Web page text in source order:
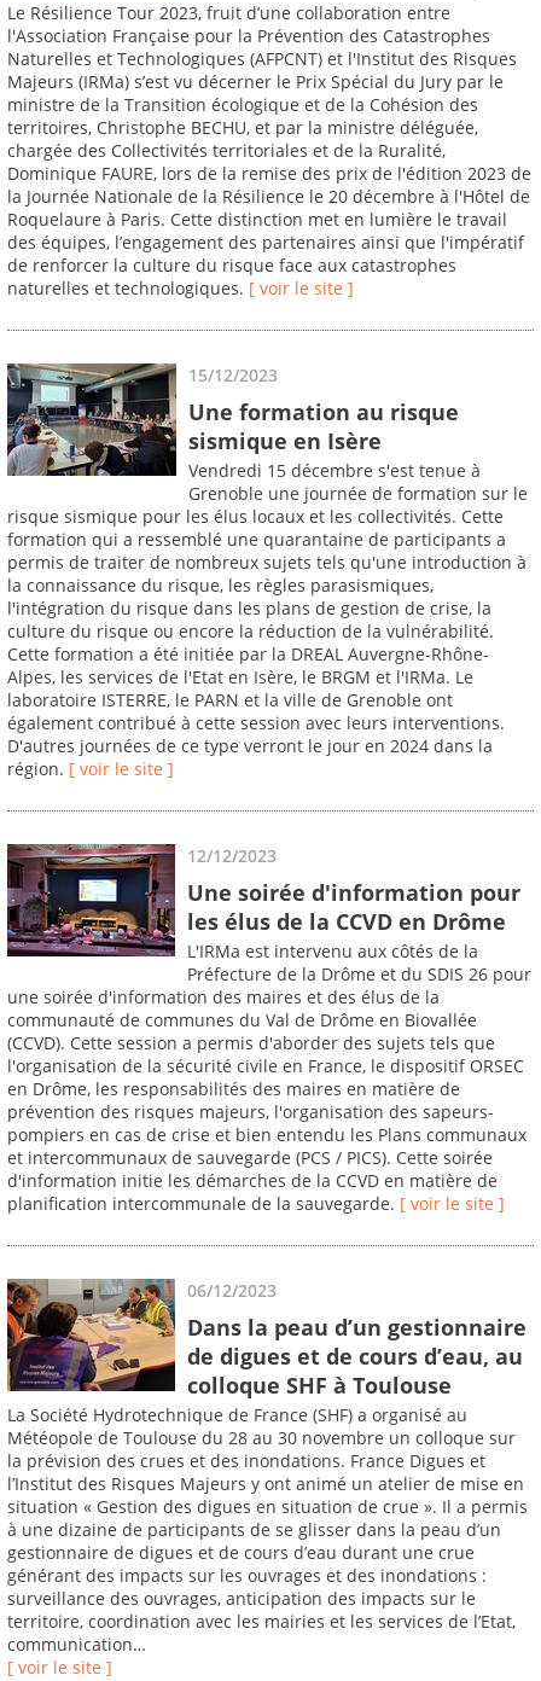
Le Résilience Tour 2023, fruit d’une collaboration entre
l'Association Française pour la Prévention des Catastrophes
Naturelles et Technologiques (AFPCNT) et l'Institut des Risques
Majeurs (IRMa) s’est vu décerner le Prix Spécial du Jury par le
ministre de la Transition écologique et de la Cohésion des
territoires, Christophe BECHU, et par la ministre déléguée,
chargée des Collectivités territoriales et de la Ruralité,
Dominique FAURE, lors de la remise des prix de l'édition 2023 de
la Journée Nationale de la Résilience le 20 décembre à l'Hôtel de
Roquelaure à Paris. Cette distinction met en lumière le travail
des équipes, l’engagement des partenaires ainsi que l'impératif
de renforcer la culture du risque face aux catastrophes
naturelles et technologiques. [ voir le site ]
15/12/2023
Une formation au risque
sismique en Isère
Vendredi 15 décembre s'est tenue à
Grenoble une journée de formation sur le
risque sismique pour les élus locaux et les collectivités. Cette
formation qui a ressemblé une quarantaine de participants a
permis de traiter de nombreux sujets tels qu'une introduction à
la connaissance du risque, les règles parasismiques,
l'intégration du risque dans les plans de gestion de crise, la
culture du risque ou encore la réduction de la vulnérabilité.
Cette formation a été initiée par la DREAL Auvergne-Rhône-
Alpes, les services de l'Etat en Isère, le BRGM et l'IRMa. Le
laboratoire ISTERRE, le PARN et la ville de Grenoble ont
également contribué à cette session avec leurs interventions.
D'autres journées de ce type verront le jour en 2024 dans la
région. [ voir le site ]
12/12/2023
Une soirée d'information pour
les élus de la CCVD en Drôme
L'IRMa est intervenu aux côtés de la
Préfecture de la Drôme et du SDIS 26 pour
une soirée d'information des maires et des élus de la
communauté de communes du Val de Drôme en Biovallée
(CCVD). Cette session a permis d'aborder des sujets tels que
l'organisation de la sécurité civile en France, le dispositif ORSEC
en Drôme, les responsabilités des maires en matière de
prévention des risques majeurs, l'organisation des sapeurs-
pompiers en cas de crise et bien entendu les Plans communaux
et intercommunaux de sauvegarde (PCS / PICS). Cette soirée
d'information initie les démarches de la CCVD en matière de
planification intercommunale de la sauvegarde. [ voir le site ]
06/12/2023
Dans la peau d’un gestionnaire
de digues et de cours d’eau, au
colloque SHF à Toulouse
La Société Hydrotechnique de France (SHF) a organisé au
Météopole de Toulouse du 28 au 30 novembre un colloque sur
la prévision des crues et des inondations. France Digues et
l’Institut des Risques Majeurs y ont animé un atelier de mise en
situation « Gestion des digues en situation de crue ». Il a permis
à une dizaine de participants de se glisser dans la peau d’un
gestionnaire de digues et de cours d’eau durant une crue
générant des impacts sur les ouvrages et des inondations :
surveillance des ouvrages, anticipation des impacts sur le
territoire, coordination avec les mairies et les services de l’Etat,
communication…
[ voir le site ]